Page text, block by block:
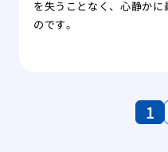
を失うことなく、心静か
のです。
1